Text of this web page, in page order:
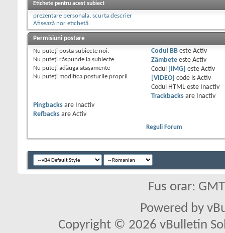
Etichete pentru acest subiect
prezentare personala, scurta descrier
Afișează nor etichetă
Permisiuni postare
Nu puteţi posta subiecte noi.
Nu puteţi răspunde la subiecte
Nu puteţi adăuga ataşamente
Nu puteţi modifica posturile proprii
Codul BBeste Activ
Zâmbeteeste Activ
Codul
[IMG] este Activ
[VIDEO]
code is Activ
Codul HTML este
Inactiv
Trackbacksare
Inactiv
Pingbacks are
Inactiv
Refbacks are Activ
Reguli Forum
Fus orar:
Powered by
Copyright © 2026 vBulletin